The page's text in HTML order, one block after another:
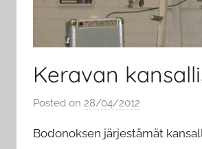
Keravan
Posted on 28/04/2012
M
Bodonoksen järjestämät